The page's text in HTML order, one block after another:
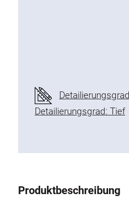
Detailierungsgrad: Tief
Produktbeschreibung